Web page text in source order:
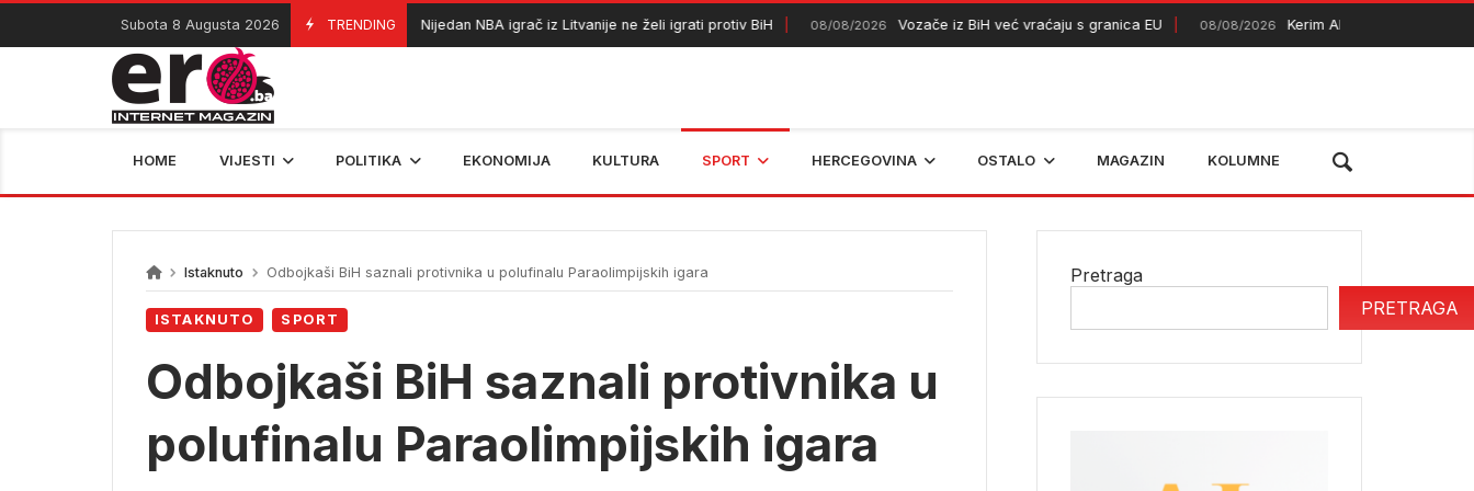
Skip
content
Subota 8 Augusta 2026 TRENDING
08/08/2026 Nijedan NBA igrač iz Litvanije ne želi igrati protiv BiH 08/08/2026 Vozače iz BiH već vraćaju s granica EU 08/08/2026 Kerim Alajbegović debitovao za
HOME VIJESTI POLITIKA EKONOMIJA KULTURA SPORT HERCEGOVINA OSTALO MAGAZIN KOLUMNE
Istaknuto Odbojkaši BiH saznali protivnika u polufinalu Paraolimpijskih igara
ISTAKNUTO SPORT
Odbojkaši BiH saznali protivnika u
polufinalu Paraolimpijskih igara
Pretraga
PRETRAGA